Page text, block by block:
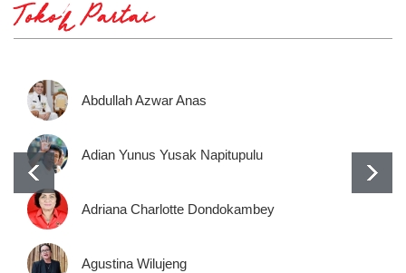
Tokoh Partai
Abdullah Azwar Anas
Adian Yunus Yusak Napitupulu
Adriana Charlotte Dondokambey
Agustina Wilujeng